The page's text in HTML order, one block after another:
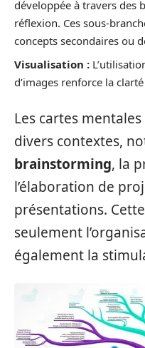
développée à travers des
réflexion. Ces sous-
concepts secondaires ou
Visualisation :
d’images renforce la
Les cartes
divers contextes,
brainstorming, la
l’élaboration de
présentations.
seulement
également la